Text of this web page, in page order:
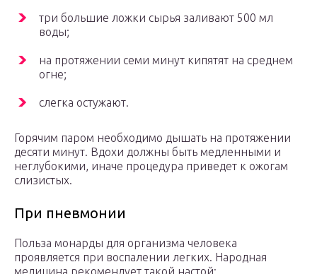
три большие ложки сырья заливают 500 мл
воды;
на протяжении семи минут кипятят на среднем
огне;
слегка остужают.
Горячим паром необходимо дышать на протяжении
десяти минут. Вдохи должны быть медленными и
неглубокими, иначе процедура приведет к ожогам
слизистых.
При пневмонии
Польза монарды для организма человека
проявляется при воспалении легких. Народная
медицина рекомендует такой настой: